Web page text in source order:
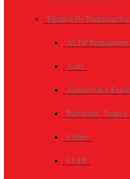
Equipos De Programación
ACDP Programmer
Autel
Autoprofull y
Barracuda, Tango y
Cables
CGDI